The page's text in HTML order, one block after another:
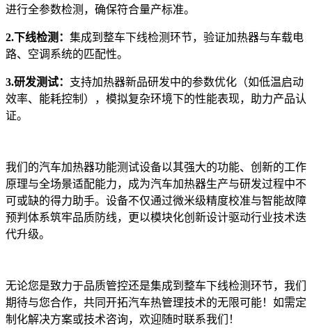
进行全参数检测，确保符合量产标准。
2.下线检测 ： 集成到整车下线检测环节，验证加热器与车载电
路、空调系统的匹配性。
3.研发测试： 支持加热器新品研发中的参数优化（如低温启动
效率、能耗控制），模拟复杂环境下的性能表现，助力产品认
证。
我们的汽车加热器功能测试设备以其强大的功能、创新的工作
原理与全场景适配能力，成为汽车加热器生产与研发过程中不
可或缺的得力助手。设备不仅通过微米级精度校准与智能故障
预判体系筑牢品质防线，更以模块化创新设计驱动行业技术迭
代升级。
无论您是致力于品质管控还是集成到整车下线检测环节，我们
期待与您合作，共同开拓汽车热管理技术的无限可能！如需定
制化解决方案或技术咨询，欢迎随时联系我们！